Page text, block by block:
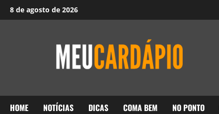
8 de agosto de 2026
HOME NOTÍCIAS DICAS COMA BEM NO PONTO